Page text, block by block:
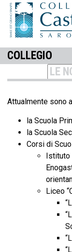
COLLEGIO
Attualmente sono
la Scuola
la Scuola
Corsi di
Liceo